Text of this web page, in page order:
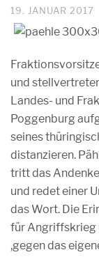
19. JANUAR 2017
und
Landes- und
Poggenburg
seines
distanzieren.
tritt das
und redet einer
das Wort. Die
für Angriffskrieg
,gegen das